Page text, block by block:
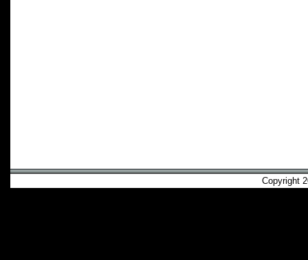
Copyright